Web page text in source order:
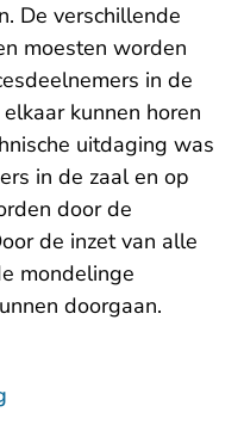
De verschillende
moesten worden
in de
kunnen horen
uitdaging was
in de zaal en op
door de
de inzet van alle
mondelinge
doorgaan.